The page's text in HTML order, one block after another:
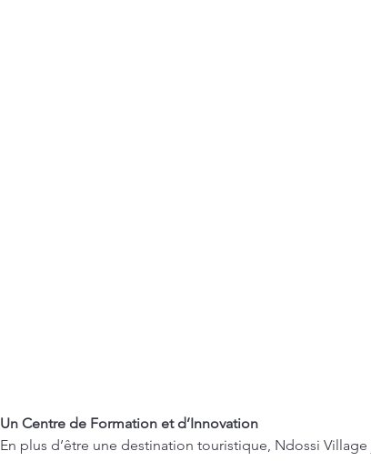
Un Centre de Formation et d’Innovation
En plus d’être une destination touristique, Ndossi